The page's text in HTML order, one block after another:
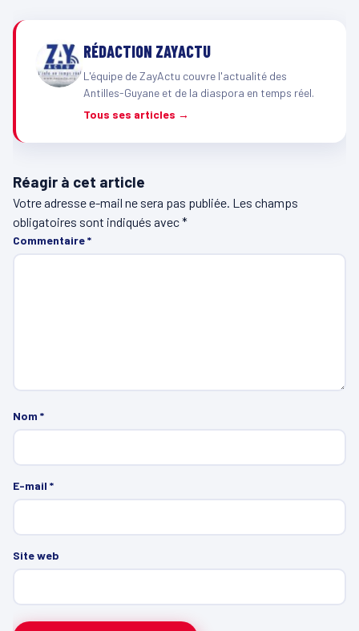
RÉDACTION ZAYACTU
L'équipe de ZayActu couvre l'actualité des
Antilles-Guyane et de la diaspora en temps réel.
Tous ses articles →
Réagir à cet article
Votre adresse e-mail ne sera pas publiée. Les champs
obligatoires sont indiqués avec*
Commentaire*
Nom *
E-mail *
Site web